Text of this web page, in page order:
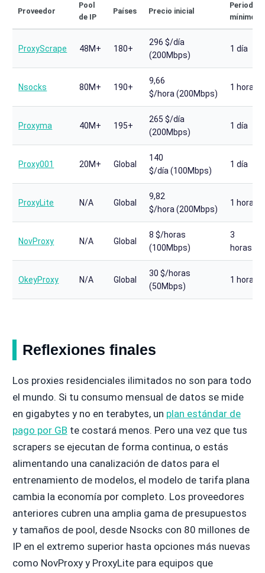
Proveedor
Pool
de IP
Países Precio inicial
Periodo
mínimo
ProxyScrape 48M+ 180+
296 $/día
(200Mbps)
1 día
Nsocks 80M+ 190+
9,66
$/hora (200Mbps)
1 hora
Proxyma 40M+ 195+
265 $/día
(200Mbps)
1 día
Proxy001 20M+ Global
140
$/día (100Mbps)
1 día
ProxyLite N/A Global
9,82
$/hora (200Mbps)
1 hora
NovProxy N/A Global
8 $/horas
(100Mbps)
3
horas
OkeyProxy N/A Global
30 $/horas
(50Mbps)
1 hora
Reflexiones finales
Los proxies residenciales ilimitados no son para todo
el mundo. Si tu consumo mensual de datos se mide
en gigabytes y no en terabytes, un plan estándar de
pago por GB te costará menos. Pero una vez que tus
scrapers se ejecutan de forma continua, o estás
alimentando una canalización de datos para el
entrenamiento de modelos, el modelo de tarifa plana
cambia la economía por completo. Los proveedores
anteriores cubren una amplia gama de presupuestos
y tamaños de pool, desde Nsocks con 80 millones de
IP en el extremo superior hasta opciones más nuevas
como NovProxy y ProxyLite para equipos que